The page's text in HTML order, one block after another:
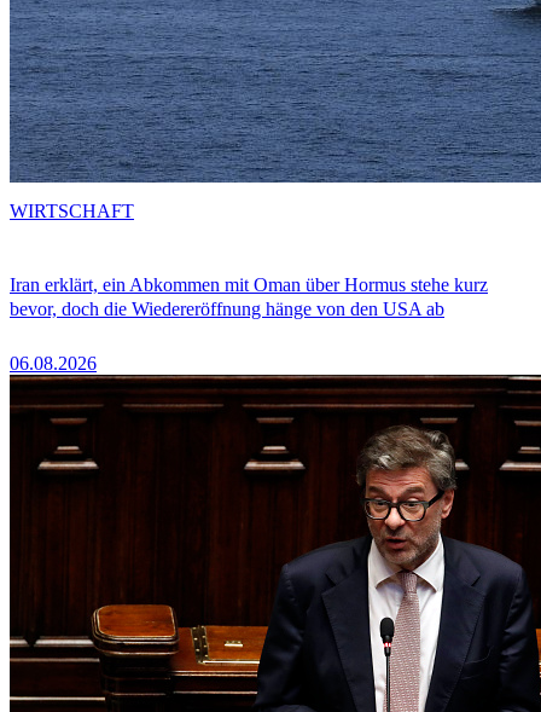
Iran erklärt, ein Abkommen mit Oman über Hormus stehe kurz
bevor, doch die Wiedereröffnung hänge von den USA ab
06.08.2026
WIRTSCHAFT